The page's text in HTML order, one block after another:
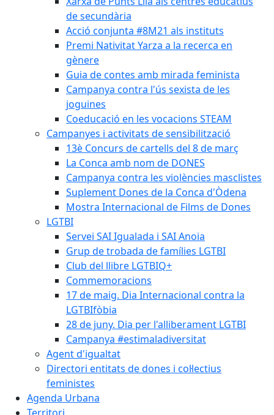
de secundària
Acció conjunta #8M21 als instituts
Premi Nativitat Yarza a la recerca en
gènere
Guia de contes amb mirada feminista
Campanya contra l'ús sexista de les
joguines
Coeducació en les vocacions STEAM
Campanyes i activitats de sensibilització
13è Concurs de cartells del 8 de març
La Conca amb nom de DONES
Campanya contra les violències masclistes
Suplement Dones de la Conca d'Òdena
Mostra Internacional de Films de Dones
LGTBI
Servei SAI Igualada i SAI Anoia
Grup de trobada de famílies LGTBI
Club del llibre LGTBIQ+
Commemoracions
17 de maig. Dia Internacional contra la
LGTBIfòbia
28 de juny. Dia per l'alliberament LGTBI
Campanya #estimaladiversitat
Agent d'igualtat
Directori entitats de dones i col·lectius
feministes
Agenda Urbana